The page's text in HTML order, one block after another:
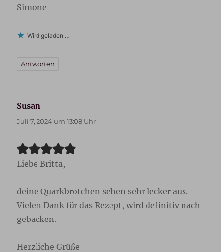
Simone
Wird geladen …
Antworten
Susan
Juli 7, 2024 um 13:08 Uhr
Liebe Britta,
deine Quarkbrötchen sehen sehr lecker aus.
Vielen Dank für das Rezept, wird definitiv nach
gebacken.
Herzliche Grüße